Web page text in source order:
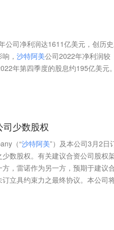
公司净利润达1611亿美元，创历
， 沙特阿美公司2022年净利润较
年第四季度的股息约195亿美元。
少数股权
（“沙特阿美”）及本公司3月2日
数股权。有关建议合资公司股权
，雷诺作为另一方，预期于建议
立具约束力之最终协议。本公司